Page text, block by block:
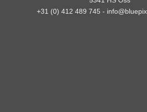
+31 (0) 412 489 745 -